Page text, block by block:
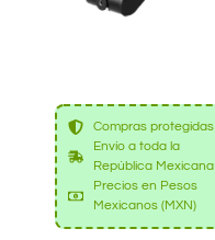
Compras protegidas
Envío a toda la
República Mexicana
Precios en Pesos
Mexicanos (MXN)